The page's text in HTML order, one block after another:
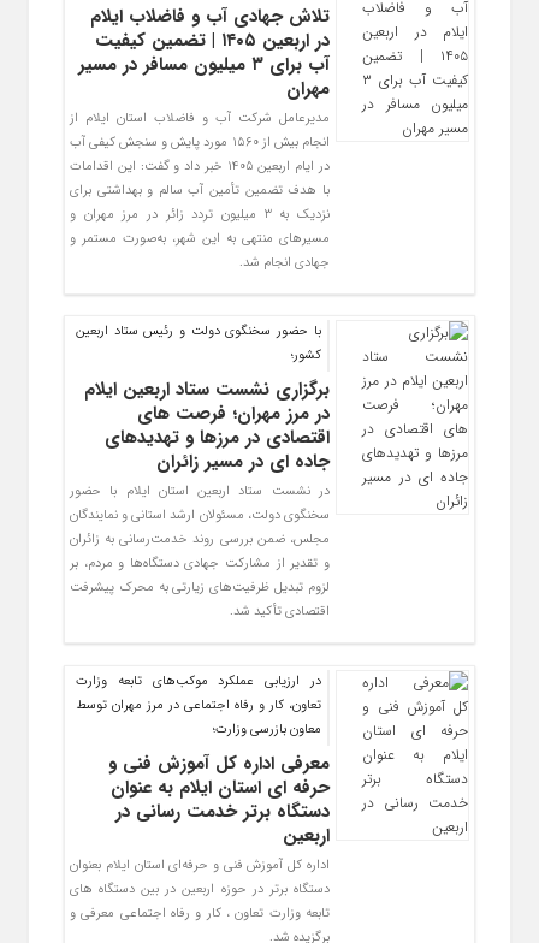
تلاش جهادی آب و فاضلاب ایلام
در اربعین ۱۴۰۵ | تضمین کیفیت
آب برای ۳ میلیون مسافر در مسیر
مهران
مدیرعامل شرکت آب و فاضلاب استان ایلام از
انجام بیش از ۱۵۶۰ مورد پایش و سنجش کیفی آب
در ایام اربعین ۱۴۰۵ خبر داد و گفت: این اقدامات
با هدف تضمین تأمین آب سالم و بهداشتی برای
نزدیک به ۳ میلیون تردد زائر در مرز مهران و
مسیرهای منتهی به این شهر، به‌صورت مستمر و
جهادی انجام شد.
با حضور سخنگوی دولت و رئیس ستاد اربعین
کشور؛
برگزاری نشست ستاد اربعین ایلام
در مرز مهران؛ فرصت‌ های
اقتصادی در مرزها و تهدیدهای
جاده‌ ای در مسیر زائران
در نشست ستاد اربعین استان ایلام با حضور
سخنگوی دولت، مسئولان ارشد استانی و نمایندگان
مجلس، ضمن بررسی روند خدمت‌رسانی به زائران
و تقدیر از مشارکت جهادی دستگاه‌ها و مردم، بر
لزوم تبدیل ظرفیت‌های زیارتی به محرک پیشرفت
اقتصادی تأکید شد.
در ارزیابی عملکرد موکب‌های تابعه وزارت
تعاون، کار و رفاه اجتماعی در مرز مهران توسط
معاون بازرسی وزارت؛
معرفی اداره کل آموزش فنی و
حرفه‌ ای استان ایلام به‌ عنوان
دستگاه برتر خدمت‌ رسانی در
اربعین
اداره کل آموزش فنی و حرفه‌ای استان ایلام بعنوان
دستگاه برتر در حوزه اربعین در بین دستگاه های
تابعه وزارت تعاون ، کار و رفاه اجتماعی معرفی و
برگزیده شد.